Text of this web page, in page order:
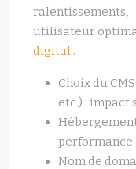
utilisateur
digital .
Choix du
etc.) :
performance
Nom de